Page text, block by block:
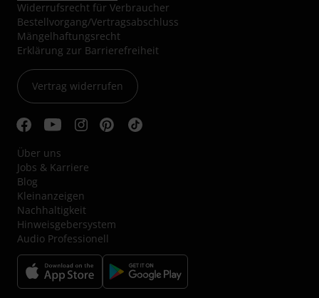
Widerrufsrecht für Verbraucher
Bestellvorgang/Vertragsabschluss
Mängelhaftungsrecht
Erklärung zur Barrierefreiheit
Vertrag widerrufen
Über uns
Jobs & Karriere
Blog
Kleinanzeigen
Nachhaltigkeit
Hinweisgebersystem
Audio Professionell